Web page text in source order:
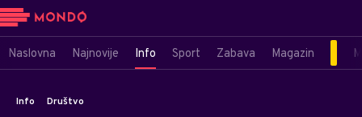
Naslovna Najnovije Info Sport Zabava Magazin
Info Društvo